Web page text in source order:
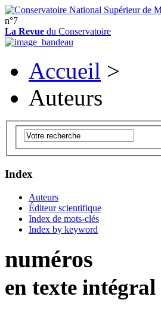
n°7
La Revue du Conservatoire
Accueil >
Auteurs
Index
Auteurs
Éditeur scientifique
Index de mots-clés
Index by keyword
numéros
en texte intégral